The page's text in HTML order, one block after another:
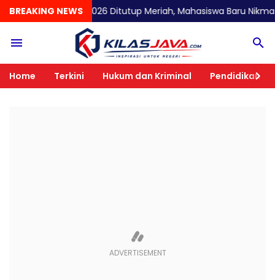
BREAKING NEWS
UNAIR 2026 Ditutup Meriah, Mahasiswa Baru Nikmati
Home Terkini Hukum dan Kriminal Pendidikan